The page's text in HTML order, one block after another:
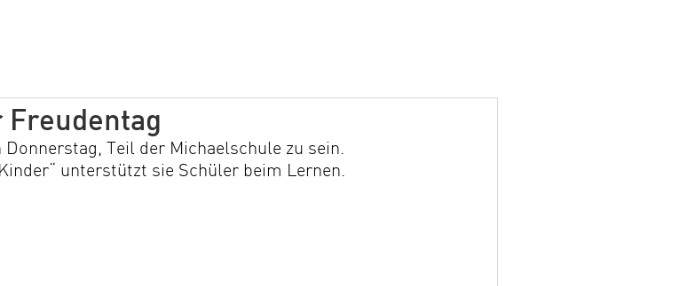
Teil der Michaelschule zu sein.
unterstützt sie Schüler beim Lernen.